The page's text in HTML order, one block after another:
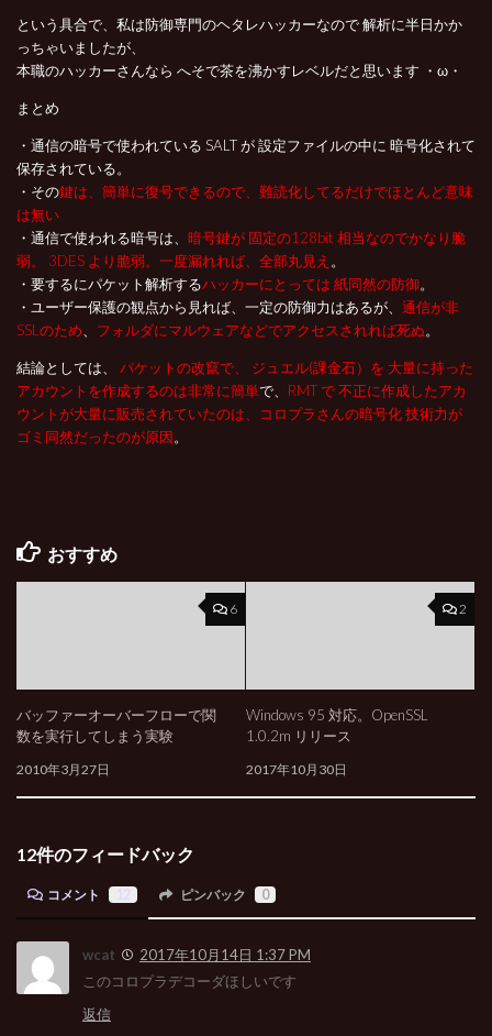
という具合で、私は防御専門のヘタレハッカーなので 解析に半日かか
っちゃいましたが、
本職のハッカーさんなら へそで茶を沸かすレベルだと思います ・ω・
まとめ
・通信の暗号で使われている SALT が 設定ファイルの中に 暗号化されて
保存されている。
・その鍵は、簡単に復号できるので、難読化してるだけでほとんど意味
は無い
・通信で使われる暗号は、 暗号鍵が 固定の128bit 相当なのでかなり脆
弱。 3DES より脆弱。一度漏れれば、全部丸見え 。
・要するにパケット解析するハッカーにとっては 紙同然の防御。
・ユーザー保護の観点から見れば、一定の防御力はあるが、 通信が非
SSLのため
フォルダにマルウェアなどでアクセスされれば死ぬ。
結論としては、 パケットの改竄で、 ジュエル(課金石）を 大量に持った
アカウントを作成するのは非常に簡単で、 RMT で 不正に作成したアカ
ウントが大量に販売されていたのは、コロプラさんの暗号化 技術力が
ゴミ同然だったのが原因。
おすすめ
6
バッファーオーバーフローで関
数を実行してしまう実験
2010年3月27日
2
Windows 95 対応。OpenSSL
1.0.2m リリース
2017年10月30日
12件のフィードバック
コメント ピンバック 0
wcat
2017年10月14日 1:37 PM
このコロプラデコーダほしいです
返信